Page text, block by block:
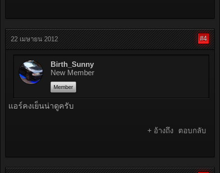
22 เมษายน 2012 #4
Birth_Sunny
New Member
Member
แอร์คงเย็นน่าดูครับ
+ อ้างถึง ตอบกลับ